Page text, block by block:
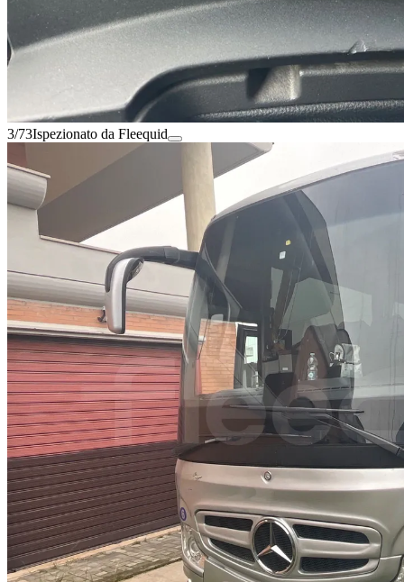
3/73Ispezionato da Fleequid